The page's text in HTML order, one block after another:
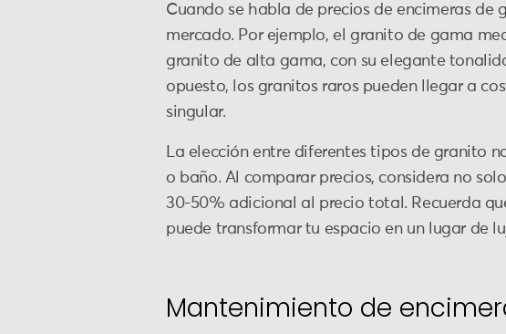
Cuando se habla de precios de encimeras de
mercado. Por ejemplo, el granito de gama
granito de alta gama, con su elegante
opuesto, los granitos raros pueden llegar a
singular.
La elección entre diferentes tipos de granito
o baño. Al comparar precios, considera no
30-50% adicional al precio total. Recuerda
puede transformar tu espacio en un lugar de
Mantenimiento de